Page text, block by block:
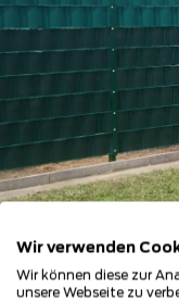
Wir verwenden
Wir können diese zur
unsere Webseite zu